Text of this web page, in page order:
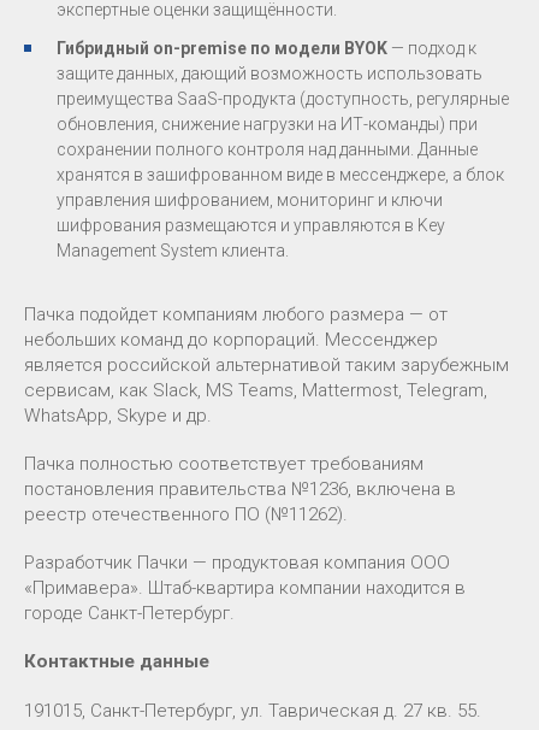
экспертные оценки защищённости.
Гибридный on-premise по модели BYOK — подход к
защите данных, дающий возможность использовать
преимущества SaaS-продукта (доступность, регулярные
обновления, снижение нагрузки на ИТ-команды) при
сохранении полного контроля над данными. Данные
хранятся в зашифрованном виде в мессенджере, а блок
управления шифрованием, мониторинг и ключи
шифрования размещаются и управляются в Key
Management System клиента.
Пачка подойдет компаниям любого размера — от
небольших команд до корпораций. Мессенджер
является российской альтернативой таким зарубежным
сервисам, как Slack, MS Teams, Mattermost, Telegram,
WhatsApp, Skype и др.
Пачка полностью соответствует требованиям
постановления правительства №1236, включена в
реестр отечественного ПО (№11262).
Разработчик Пачки — продуктовая компания ООО
«Примавера». Штаб-квартира компании находится в
городе Санкт-Петербург.
Контактные данные
191015, Санкт-Петербург, ул. Таврическая д. 27 кв. 55.